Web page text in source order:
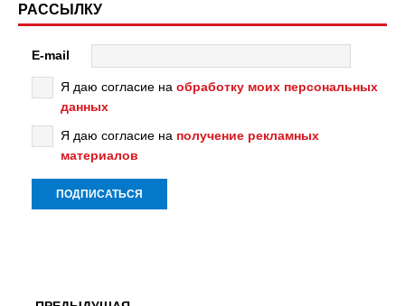
РАССЫЛКУ
E-mail
Я даю согласие на обработку моих персональных
данных
Я даю согласие на получение рекламных
материалов